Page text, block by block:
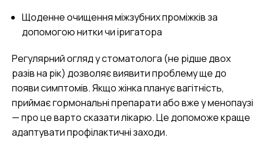
Щоденне очищення міжзубних проміжків за
допомогою нитки чи іригатора
Регулярний огляд у стоматолога (не рідше двох
разів на рік) дозволяє виявити проблему ще до
появи симптомів. Якщо жінка планує вагітність,
приймає гормональні препарати або вже у менопаузі
— про це варто сказати лікарю. Це допоможе краще
адаптувати профілактичні заходи.